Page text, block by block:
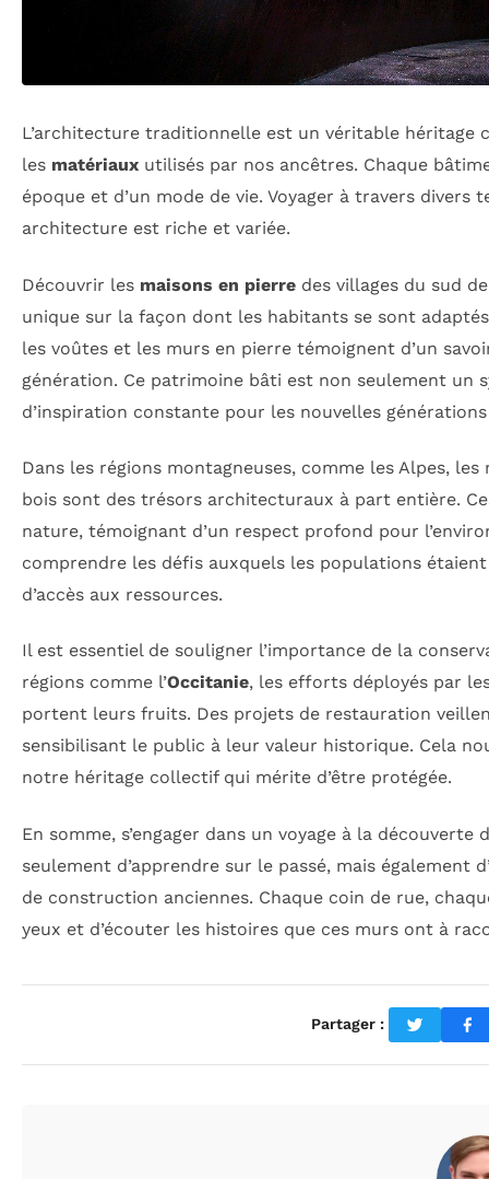
L’architecture traditionnelle est un véritable
les matériaux utilisés par nos ancêtres. Chaque
époque et d’un mode de vie. Voyager à travers
architecture est riche et variée.
Découvrir les maisons en pierre des villages du sud
unique sur la façon dont les habitants se sont
les voûtes et les murs en pierre témoignent d’un
génération. Ce patrimoine bâti est non seulement un
d’inspiration constante pour les nouvelles
Dans les régions montagneuses, comme les Alpes,
bois sont des trésors architecturaux à part entière.
nature, témoignant d’un respect profond pour
comprendre les défis auxquels les populations
d’accès aux ressources.
Il est essentiel de souligner l’importance de la
régions comme l’Occitanie, les efforts déployés par
portent leurs fruits. Des projets de restauration
sensibilisant le public à leur valeur historique. Cela
notre héritage collectif qui mérite d’être protégée.
En somme, s’engager dans un voyage à la
seulement d’apprendre sur le passé, mais
de construction anciennes. Chaque coin de rue,
yeux et d’écouter les histoires que ces murs ont à
Partager :